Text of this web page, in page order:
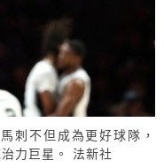
刺不但成為更好球隊，
力巨星。 法新社